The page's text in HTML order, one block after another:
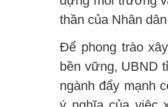
thần của Nhân
Để phong trào
bền vững, UBND
ngành đẩy mạnh